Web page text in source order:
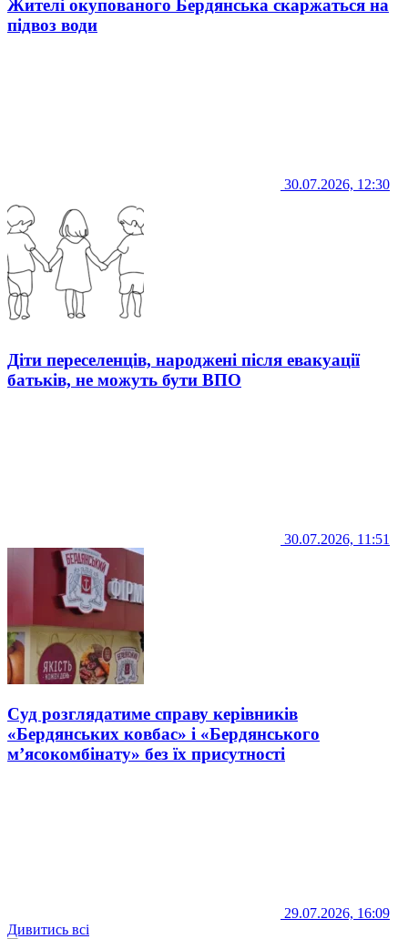
Жителі окупованого Бердянська скаржаться на
підвоз води
30.07.2026, 12:30
Діти переселенців, народжені після евакуації
батьків, не можуть бути ВПО
30.07.2026, 11:51
Суд розглядатиме справу керівників
«Бердянських ковбас» і «Бердянського
м’ясокомбінату» без їх присутності
29.07.2026, 16:09
Дивитись всі